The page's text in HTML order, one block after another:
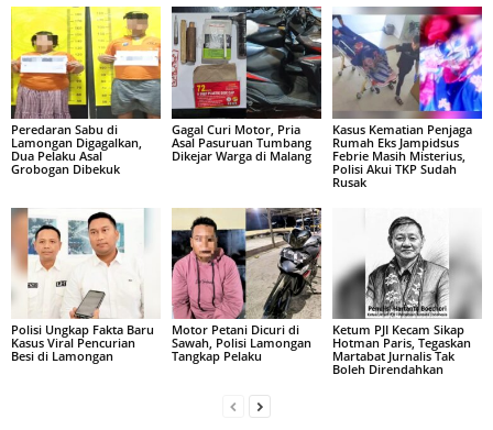
Peredaran Sabu di
Lamongan Digagalkan,
Dua Pelaku Asal
Grobogan Dibekuk
Gagal Curi Motor, Pria
Asal Pasuruan Tumbang
Dikejar Warga di Malang
Kasus Kematian Penjaga
Rumah Eks Jampidsus
Febrie Masih Misterius,
Polisi Akui TKP Sudah
Rusak
Polisi Ungkap Fakta Baru
Kasus Viral Pencurian
Besi di Lamongan
Motor Petani Dicuri di
Sawah, Polisi Lamongan
Tangkap Pelaku
Ketum PJI Kecam Sikap
Hotman Paris, Tegaskan
Martabat Jurnalis Tak
Boleh Direndahkan